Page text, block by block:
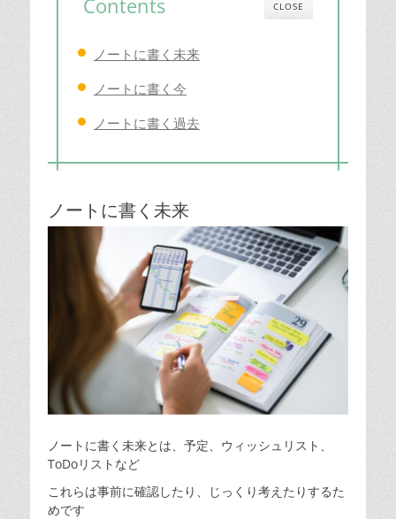
CLOSE
Contents
ノートに書く未来
ノートに書く今
ノートに書く過去
ノートに書く未来
ノートに書く未来とは、予定、ウィッシュリスト、
ToDoリストなど
これらは事前に確認したり、じっくり考えたりするた
めです